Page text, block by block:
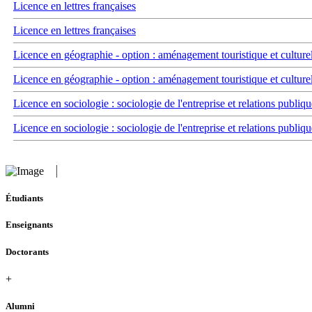
Licence en lettres françaises
Licence en lettres françaises
Licence en géographie - option : aménagement touristique et culturel
Licence en géographie - option : aménagement touristique et culturel
Licence en sociologie : sociologie de l'entreprise et relations
Licence en sociologie : sociologie de l'entreprise et relations
Étudiants
Enseignants
Doctorants
+
Alumni